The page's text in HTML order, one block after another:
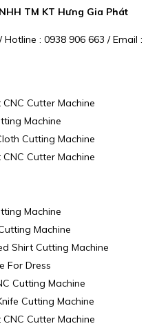
TM KT Hưng Gia Phát
: 0938 906 663 / Email :
Cutter Machine
Machine
Cutting Machine
Cutter Machine
Machine
Machine
Shirt Cutting Machine
For Dress
Cutting Machine
Cutting Machine
Cutter Machine